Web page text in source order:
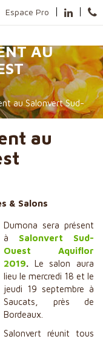
Espace Pro
AU
au Salonvert Sud-
au
& Salons
Dumona sera présent
à Salonvert Sud-
Ouest Aquiflor
2019. Le salon aura
lieu le mercredi 18 et le
jeudi 19 septembre à
Saucats, près de
Bordeaux.
Salonvert réunit tous